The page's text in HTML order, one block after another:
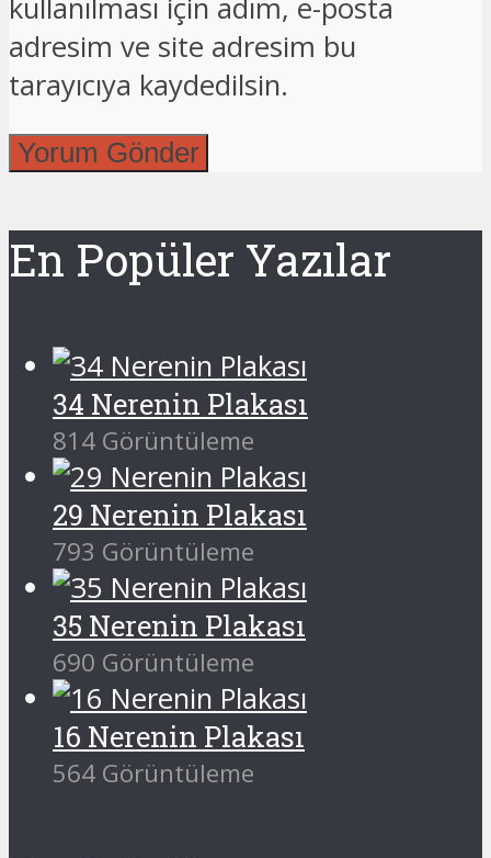
kullanılması için adım, e-posta
adresim ve site adresim bu
tarayıcıya kaydedilsin.
En Popüler Yazılar
34 Nerenin Plakası
814 Görüntüleme
29 Nerenin Plakası
793 Görüntüleme
35 Nerenin Plakası
690 Görüntüleme
16 Nerenin Plakası
564 Görüntüleme